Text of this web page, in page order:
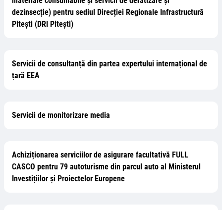
dezinsecție) pentru sediul Direcției Regionale Infrastructură
Pitești (DRI Pitești)
Servicii de consultanță din partea expertului internațional de
țară EEA
Servicii de monitorizare media
Achiziționarea serviciilor de asigurare facultativă FULL
CASCO pentru 79 autoturisme din parcul auto al Ministerul
Investițiilor și Proiectelor Europene